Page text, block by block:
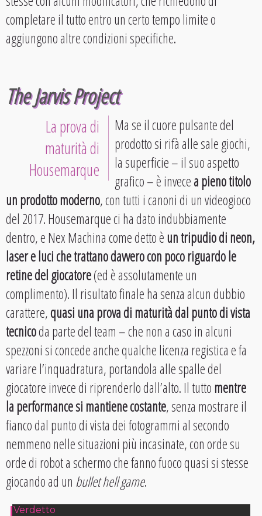
completare il tutto entro un certo tempo limite o
aggiungono altre condizioni specifiche.
The Jarvis Project
La prova di
maturità di
Housemarque
Ma se il cuore pulsante del
prodotto si rifà alle sale giochi,
la superficie – il suo aspetto
grafico – è invecea pieno titolo
un prodotto moderno, con tutti i canoni di un videogioco
del 2017. Housemarque ci ha dato indubbiamente
dentro, e Nex Machina come detto èun tripudio di neon,
laser e luci che trattano davvero con poco riguardo le
retine del giocatore(ed è assolutamente un
complimento). Il risultato finale ha senza alcun dubbio
carattere,quasi una prova di maturità dal punto di vista
tecnicoda parte del team – che non a caso in alcuni
spezzoni si concede anche qualche licenza registica e fa
variare l’inquadratura, portandola alle spalle del
giocatore invece di riprenderlo dall’alto. Il tuttomentre
la performance si mantiene costante, senza mostrare il
fianco dal punto di vista dei fotogrammi al secondo
nemmeno nelle situazioni più incasinate, con orde su
orde di robot a schermo che fanno fuoco quasi si stesse
giocando ad un bullet hell game.
Verdetto